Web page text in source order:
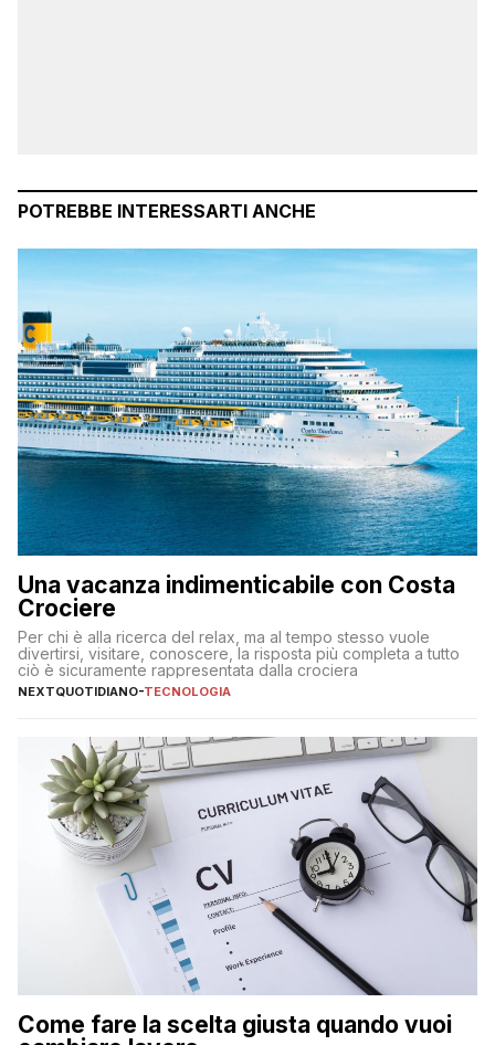
POTREBBE INTERESSARTI ANCHE
Una vacanza indimenticabile con Costa
Crociere
Per chi è alla ricerca del relax, ma al tempo stesso vuole
divertirsi, visitare, conoscere, la risposta più completa a tutto
ciò è sicuramente rappresentata dalla crociera
NEXTQUOTIDIANO-TECNOLOGIA
Come fare la scelta giusta quando vuoi